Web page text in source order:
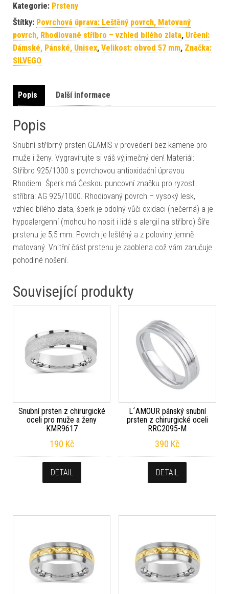
Kategorie: Prsteny
Štítky: Povrchová úprava: Leštěný povrch, Matovaný
povrch, Rhodiované stříbro – vzhled bílého zlata, Určení:
Dámské, Pánské, Unisex, Velikost: obvod 57 mm, Značka:
SILVEGO
Popis Další informace
Popis
Snubní stříbrný prsten GLAMIS v provedení bez kamene pro
muže i ženy. Vygravírujte si váš výjimečný den! Materiál:
Stříbro 925/1000 s povrchovou antioxidační úpravou
Rhodiem. Šperk má Českou puncovní značku pro ryzost
stříbra: AG 925/1000. Rhodiovaný povrch – vysoký lesk,
vzhled bílého zlata, šperk je odolný vůči oxidaci (nečerná) a je
hypoalergenní (mohou ho nosit i lidé s alergií na stříbro) Šíře
prstenu je 5,5 mm. Povrch je leštěný a z poloviny jemně
matovaný. Vnitřní část prstenu je zaoblena což vám zaručuje
pohodlné nošení.
Související produkty
Snubní prsten z chirurgické
oceli pro muže a ženy
KMR9617
190 Kč
DETAIL
L´AMOUR pánský snubní
prsten z chirurgické oceli
RRC2095-M
390 Kč
DETAIL